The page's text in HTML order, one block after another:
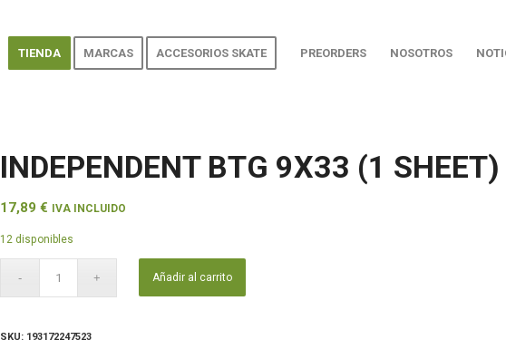
TIENDA MARCAS ACCESORIOS SKATE PREORDERS NOSOTROS
INDEPENDENT BTG 9X33 (1 SHEET)
17,89€ IVA INCLUIDO
12 disponibles
Añadir al carrito
SKU: 193172247523